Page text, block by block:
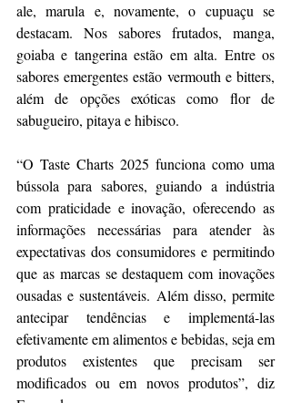
ale, marula e, novamente, o cupuaçu se
destacam. Nos sabores frutados, manga,
goiaba e tangerina estão em alta. Entre os
sabores emergentes estão vermouth e bitters,
além de opções exóticas como flor de
sabugueiro, pitaya e hibisco.
“O Taste Charts 2025 funciona como uma
bússola para sabores, guiando a indústria
com praticidade e inovação, oferecendo as
informações necessárias para atender às
expectativas dos consumidores e permitindo
que as marcas se destaquem com inovações
ousadas e sustentáveis. Além disso, permite
antecipar tendências e implementá-las
efetivamente em alimentos e bebidas, seja em
produtos existentes que precisam ser
modificados ou em novos produtos”, diz